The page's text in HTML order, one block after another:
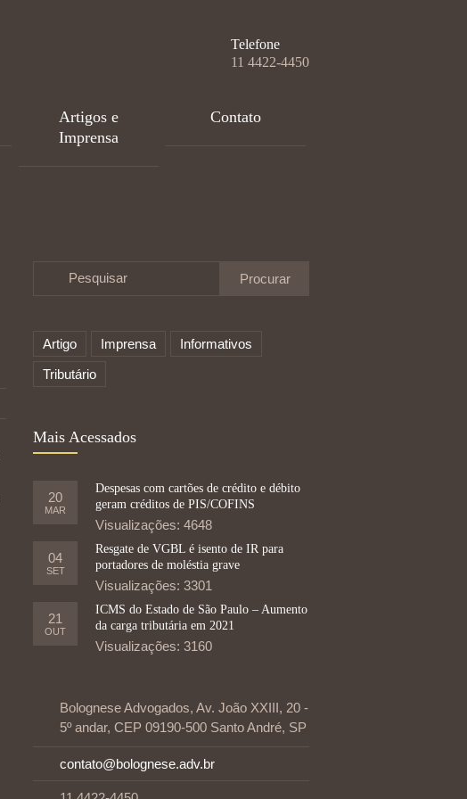
Telefone
11 4422-4450
Artigos e
Imprensa
Contato
Pesquisar
Artigo Imprensa
Informativos
Tributário
Mais Acessados
20
MAR
Despesas com cartões de crédito e débito
geram créditos de PIS/COFINS
Visualizações: 4648
04
SET
Resgate de VGBL é isento de IR para
portadores de moléstia grave
Visualizações: 3301
21
OUT
ICMS do Estado de São Paulo – Aumento
da carga tributária em 2021
Visualizações: 3160
Bolognese Advogados, Av. João XXIII, 20 -
5º andar, CEP 09190-500 Santo André, SP
contato@bolognese.adv.br